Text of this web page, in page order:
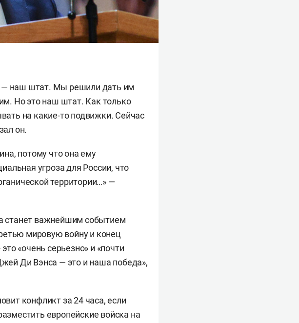
— наш штат. Мы решили дать им
Но это наш штат. Как только
на какие-то подвижки. Сейчас
он.
потому что она ему
угроза для России, что
территории…» —
станет важнейшим событием
мировую войну и конец
«очень серьезно» и «почти
Ди Вэнса — это и наша победа»,
конфликт за 24 часа, если
европейские войска на